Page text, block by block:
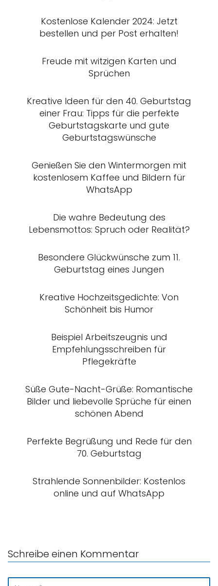
Kostenlose Kalender 2024: Jetzt
bestellen und per Post erhalten!
Freude mit witzigen Karten und
Sprüchen
Kreative Ideen für den 40. Geburtstag
einer Frau: Tipps für die perfekte
Geburtstagskarte und gute
Geburtstagswünsche
Genießen Sie den Wintermorgen mit
kostenlosem Kaffee und Bildern für
WhatsApp
Die wahre Bedeutung des
Lebensmottos: Spruch oder Realität?
Besondere Glückwünsche zum 11.
Geburtstag eines Jungen
Kreative Hochzeitsgedichte: Von
Schönheit bis Humor
Beispiel Arbeitszeugnis und
Empfehlungsschreiben für
Pflegekräfte
Süße Gute-Nacht-Grüße: Romantische
Bilder und liebevolle Sprüche für einen
schönen Abend
Perfekte Begrüßung und Rede für den
70. Geburtstag
Strahlende Sonnenbilder: Kostenlos
online und auf WhatsApp
Schreibe einen Kommentar